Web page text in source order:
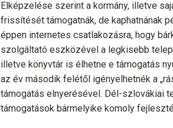
Elképzelése szerint a kormány, illetve
frissítését támogatnák, de kaphatnának
éppen internetes csatlakozásra, hogy
szolgáltató eszközével a legkisebb
illetve könyvtár is élhetne e támogatás
az év második felétől igényelhetnék a
támogatás elnyerésével. Dél-szlovákiai
támogatások bármelyike komoly